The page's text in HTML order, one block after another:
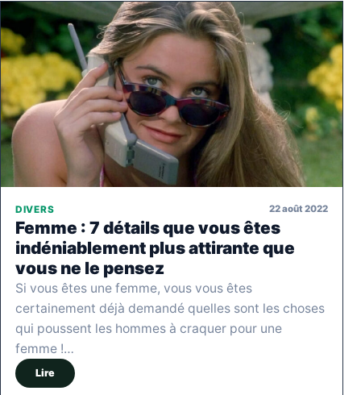
DIVERS 22 août 2022
Femme : 7 détails que vous êtes
indéniablement plus attirante que
vous ne le pensez
Si vous êtes une femme, vous vous êtes
certainement déjà demandé quelles sont les choses
qui poussent les hommes à craquer pour une
femme !…
Lire